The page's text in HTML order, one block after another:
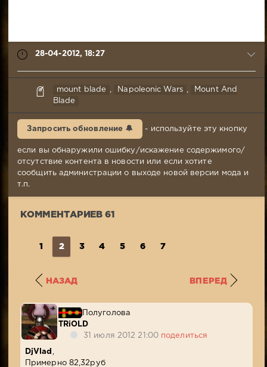
28-04-2012, 18:27
Mr.Awesome
04-
Комментариев:
61
Просмотров:
mount blade , Napoleonic Wars ,
Mount And
Blade
Запросить обновление 🔔 - используйте эту кнопку
если вы обнаружили ошибку/искажение содержимого/
отсутствие контента в новости или если хотите
сообщить администрации о выходе новой версии мода и
т.п.
КОММЕНТАРИЕВ 61
1 2 3 4 5 6 7
НАЗАД ВПЕРЕД
Полуголова
TRiOLD
31 июля 2012 21:00 поделиться
DjVlad
Примерно 82,32руб